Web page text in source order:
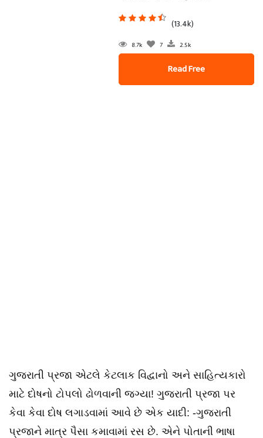
(13.4k)
8.7k 7 2.5k
Read Free
ગુજરાતી પ્રજા એટલે કેટલાક વિદ્વાનો અને સાહિત્યકારો
માટે દોષનો ટોપલો ઢોળવાની જગ્યા! ગુજરાતી પ્રજા પર
કેવા કેવા દોષ લગાડવામાં આવે છે એક યાદી: -ગુજરાતી
પ્રજાને માત્ર પૈસા કમાવામાં રસ છે. એને પોતાની ભાષા